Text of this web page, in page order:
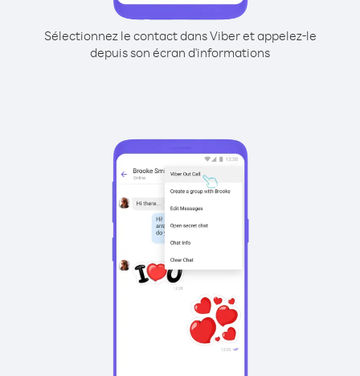
Sélectionnez le contact dans Viber et appelez-le
depuis son écran d'informations